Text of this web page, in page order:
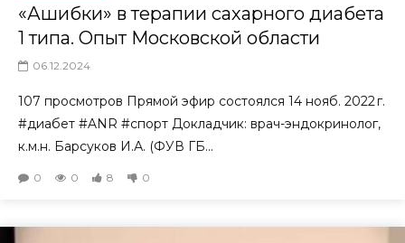
«Ашибки» в терапии сахарного диабета
1 типа. Опыт Московской области
06.12.2024
107 просмотров Прямой эфир состоялся 14 нояб. 2022 г.
#диабет #ANR #спорт Докладчик: врач-эндокринолог,
к.м.н. Барсуков И.А. (ФУВ ГБ...
0 0 8 0